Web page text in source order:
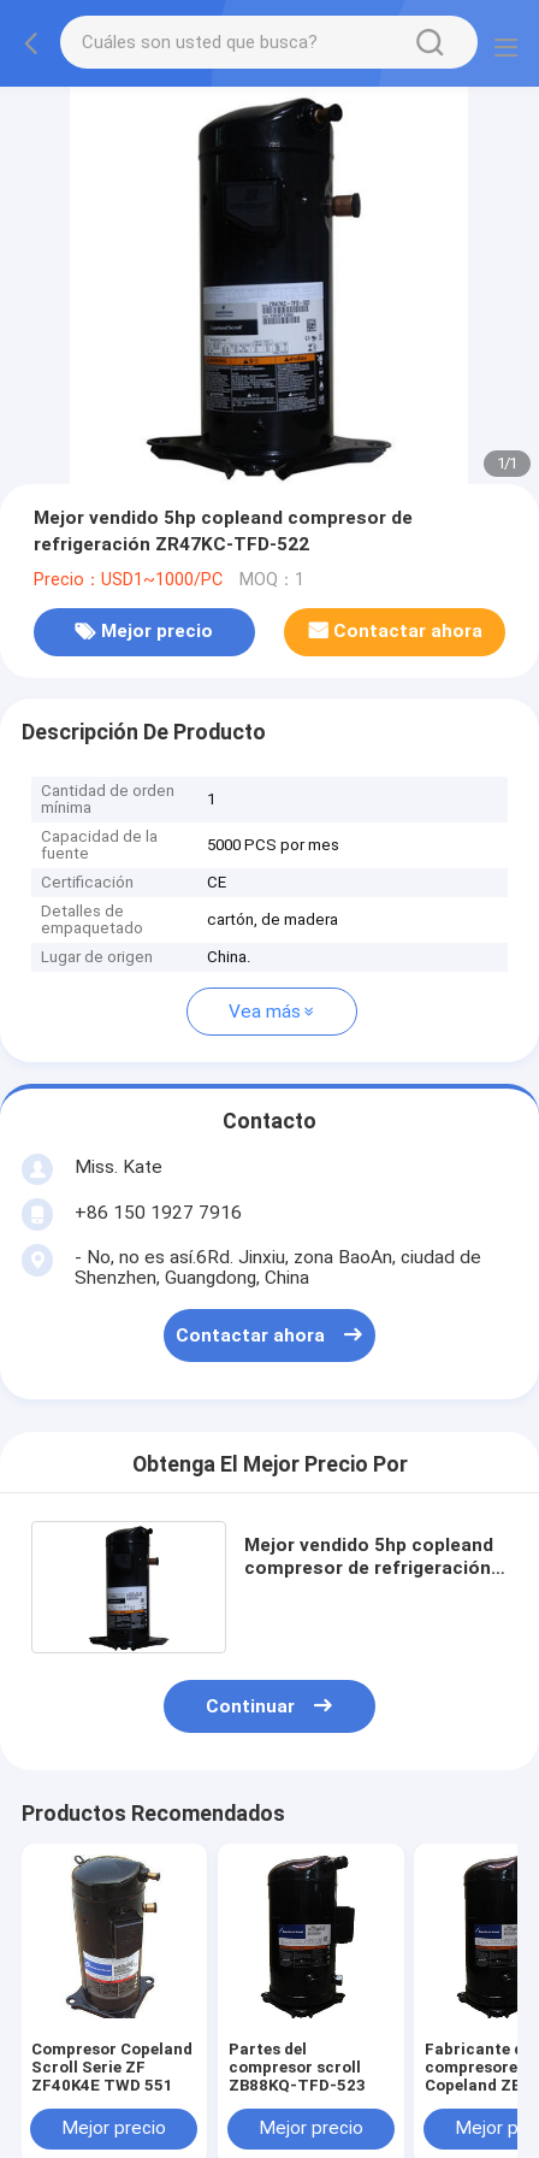
1/1
Mejor vendido 5hp copleand compresor de
refrigeración ZR47KC-TFD-522
Precio：USD1~1000/PC MOQ：1
Mejor precio Contactar ahora
Descripción De Producto
Cantidad de orden
mínima
1
Capacidad de la
fuente
5000 PCS por mes
Certificación
CE
Detalles de
empaquetado
cartón, de madera
Lugar de origen China.
Vea más
Contacto
Miss. Kate
+86 150 1927 7916
- No, no es así.6Rd. Jinxiu, zona BaoAn, ciudad de
Shenzhen, Guangdong, China
Contactar ahora
Obtenga El Mejor Precio Por
Mejor vendido 5hp copleand
compresor de refrigeración
Continuar
Productos Recomendados
Compresor Copeland
Scroll Serie ZF
ZF40K4E TWD 551
Mejor precio
Partes del
compresor scroll
ZB88KQ-TFD-523
Mejor precio
Fabricante de
compresores
Copeland
Mejor